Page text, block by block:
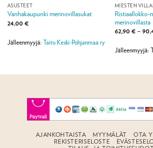
ASUSTEET
Vanhakaupunki merinovillasukat
24,00 €
Jälleenmyyjä: Taito Keski-Pohjanmaa ry
MIESTEN
Ristiaallokko-
merinovillasta
62,90 € –
Jälleenmyyjä:
AJANKOHTAISTA MYYMÄLÄT
OTA
REKISTERISELOSTE